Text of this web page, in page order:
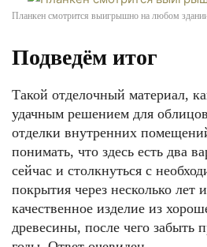
Планкен смотрится выигрышно на любом
Подведём итог
Такой отделочный материал,
удачным решением для
отделки внутренних
понимать, что здесь есть два
сейчас и столкнуться с
покрытия через несколько лет
качественное изделие из
древесины, после чего забыть